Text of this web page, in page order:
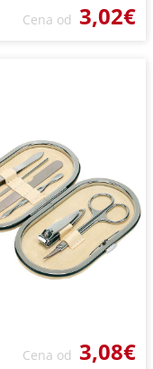
Cena od 3,02€
Cena od 3,08€